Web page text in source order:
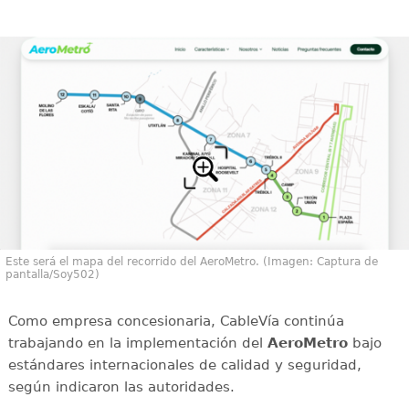
Este será el mapa del recorrido del AeroMetro. (Imagen: Captura de
pantalla/Soy502)
Como empresa concesionaria, CableVía continúa
trabajando en la implementación del AeroMetrobajo
estándares internacionales de calidad y seguridad,
según indicaron las autoridades.